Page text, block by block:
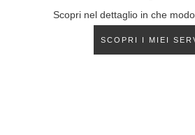
Scopri nel dettaglio in che
SCOPRI I MIEI